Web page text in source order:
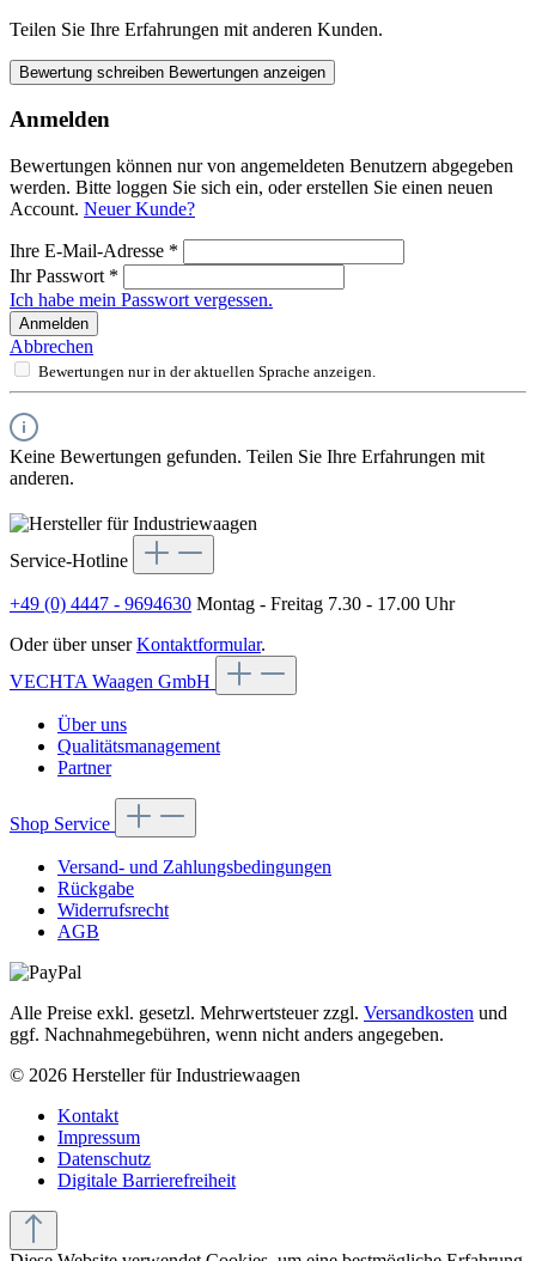
Teilen Sie Ihre Erfahrungen mit anderen Kunden.
Bewertung schreiben Bewertungen anzeigen
Anmelden
Bewertungen können nur von angemeldeten Benutzern abgegeben
werden. Bitte loggen Sie sich ein, oder erstellen Sie einen neuen
Account. Neuer Kunde?
Ihre E-Mail-Adresse *
Ihr Passwort *
Ich habe mein Passwort vergessen.
Anmelden
Abbrechen
Bewertungen nur in der aktuellen Sprache anzeigen.
Keine Bewertungen gefunden. Teilen Sie Ihre Erfahrungen mit
anderen.
Service-Hotline
+49 (0) 4447 - 9694630 Montag - Freitag 7.30 - 17.00 Uhr
Oder über unserKontaktformular.
VECHTA Waagen GmbH
Über uns
Qualitätsmanagement
Partner
Shop Service
Versand- und Zahlungsbedingungen
Rückgabe
Widerrufsrecht
AGB
Alle Preise exkl. gesetzl. Mehrwertsteuer zzgl. Versandkosten und
ggf. Nachnahmegebühren, wenn nicht anders angegeben.
© 2026 Hersteller für Industriewaagen
Kontakt
Impressum
Datenschutz
Digitale Barrierefreiheit